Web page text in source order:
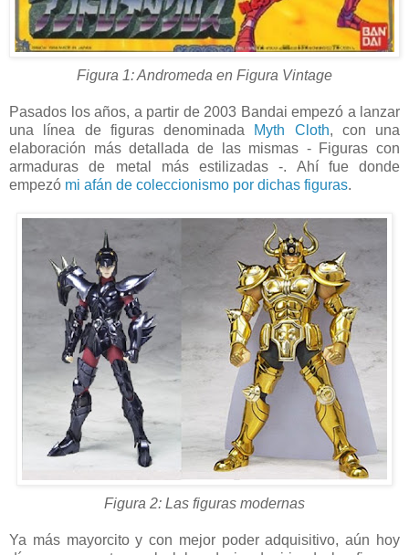
Figura 1: Andromeda en Figura Vintage
Pasados los años, a partir de 2003 Bandai empezó a lanzar
una línea de figuras denominada
Myth Cloth, con una
elaboración más detallada de las mismas - Figuras con
armaduras de metal más estilizadas -. Ahí fue donde
empezó mi afán de coleccionismo por dichas figuras.
Figura 2: Las figuras modernas
Ya más mayorcito y con mejor poder adquisitivo, aún hoy